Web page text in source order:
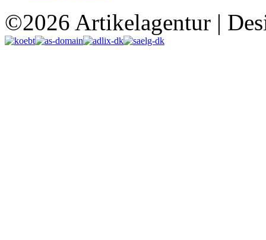
©2026 Artikelagentur |